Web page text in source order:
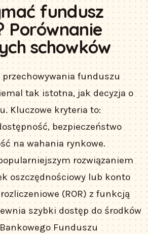
fundusz
Porównanie
schowków
przechowywania funduszu
tak istotna, jak decyzja o
Kluczowe kryteria to:
bezpieczeństwo
na wahania rynkowe.
rozwiązaniem
oszczędnościowy lub konto
(ROR) z funkcją
szybki dostęp do środków
Funduszu